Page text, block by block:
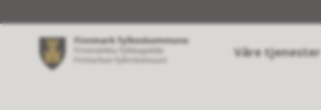
Våre tjenester